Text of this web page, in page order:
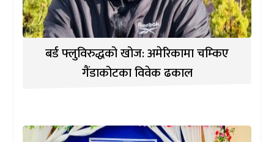
बर्ड फ्लुविरुद्धको खोज: अमेरिकामा चम्किए
गैंडाकोटका विवेक ढकाल